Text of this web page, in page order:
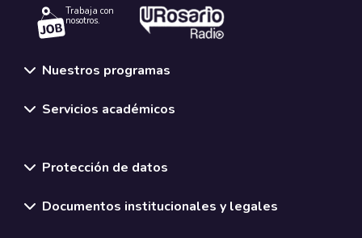
Trabaja con
nosotros.
Nuestros programas
Servicios académicos
Protección de datos
Documentos institucionales y legales